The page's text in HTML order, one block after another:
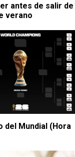
antes de salir de
verano
del Mundial (Hora